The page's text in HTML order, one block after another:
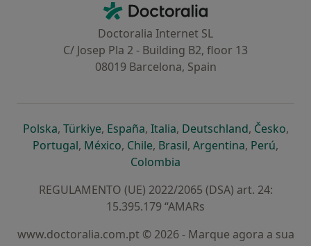
Doctoralia - Homepage
Doctoralia Internet SL
C/ Josep Pla 2 - Building B2, floor 13
08019 Barcelona, Spain
Polskaabre num novo separador
, Türkiyeabre num novo separador
, Españaabre num novo separador
, Italiaabre num novo
, Deutschlandabre num
, Česko,
Portugalabre num novo separador
, Méxicoabre num novo separador
, Chileabre num novo separador
, Brasilabre num novo
, Argentinaabre num
, Perúabre
,
Colombia
REGULAMENTO (UE) 2022/2065 (DSA) art. 24:
15.395.179 “AMARs
www.doctoralia.com.pt © 2026 - Marque agora a sua